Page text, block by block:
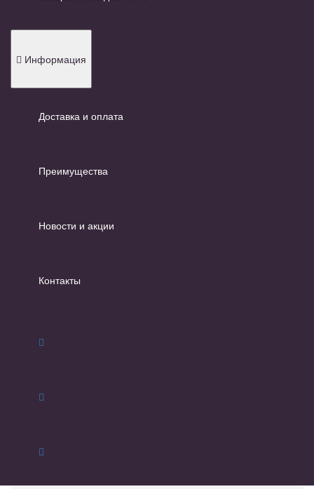
Информация
Доставка и оплата
Преимущества
Новости и акции
Контакты